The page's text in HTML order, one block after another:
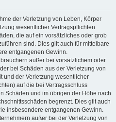
der Verletzung von Leben, Körper
wesentlicher Vertragspflichten
die auf ein vorsätzliches oder grob
sind. Dies gilt auch für mittelbare
entgangenen Gewinn.
außer bei vorsätzlichem oder
bei Schäden aus der Verletzung von
und der Verletzung wesentlicher
auf die bei Vertragsschluss
Schäden und im übrigen der Höhe nach
begrenzt. Dies gilt auch
insbesondere entgangenen Gewinn.
außer bei der Verletzung von